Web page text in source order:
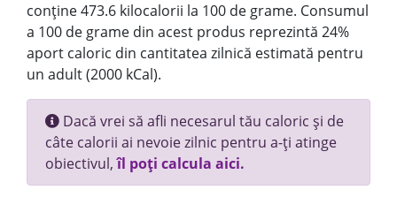
conține 473.6 kilocalorii la 100 de grame. Consumul
a 100 de grame din acest produs reprezintă 24%
aport caloric din cantitatea zilnică estimată pentru
un adult (2000 kCal).
Dacă vrei să afli necesarul tău caloric și de
câte calorii ai nevoie zilnic pentru a-ți atinge
obiectivul,îl poți calcula aici.